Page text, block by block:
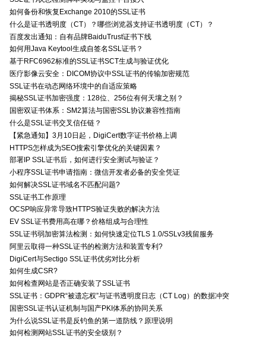
如何备份和恢复Exchange 2010的SSL证书
什么是证书透明度（CT）？哪些浏览器支持证书透明度（CT）？
百度发出通知：自有品牌BaiduTrust证书下线
如何用Java Keytool生成自签名SSL证书？
基于RFC6962标准的SSL证书SCT生成与验证优化
医疗影像云安全：DICOM协议中SSL证书的传输加密规范
SSL证书在动态网络环境中的自适应策略
揭秘SSL证书加密强度：128位、256位有何天壤之别？
国密双证书体系：SM2算法与国密SSL协议兼容性指南
什么是SSL证书交叉信任链？
【紧急通知】3月10日起，DigiCert数字证书价格上调
HTTPS怎样成为SEO搜索引擎优化的关键因素？
部署IP SSL证书后，如何进行安全测试与验证？
小程序SSL证书申请指南：微信开发者必备的安全凭证
如何解决SSL证书域名不匹配问题?
SSL证书工作原理
OCSP响应异常导致HTTPS验证失败的解决方法
EV SSL证书费用高在哪？价格组成与合理性
SSL证书弱加密算法检测：如何快速定位TLS 1.0/SSLv3残留服务
阿里云取得一种SSL证书的检测方法和装置专利?
DigiCert与Sectigo SSL证书优劣对比分析
如何生成CSR?
如何检查网站是否正确安装了SSL证书
SSL证书：GDPR“被遗忘权”与证书透明度日志（CT Log）的数据冲突
国密SSL证书认证机制与国产PKI体系的协同关系
为什么说SSL证书是反钓鱼的第一道防线？原理说明
如何检测网站SSL证书的安全级别？